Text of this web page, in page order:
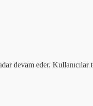
devam eder.